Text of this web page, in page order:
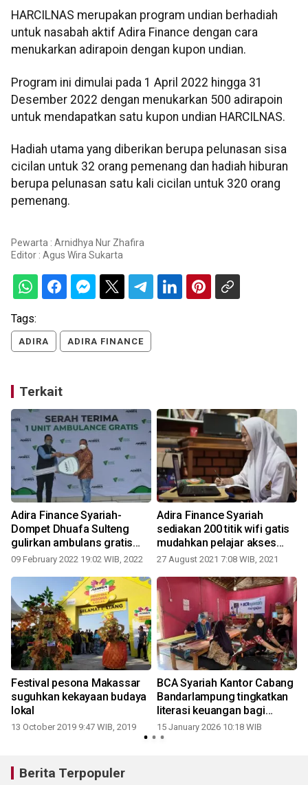
HARCILNAS merupakan program undian berhadiah
untuk nasabah aktif Adira Finance dengan cara
menukarkan adirapoin dengan kupon undian.
Program ini dimulai pada 1 April 2022 hingga 31
Desember 2022 dengan menukarkan 500 adirapoin
untuk mendapatkan satu kupon undian HARCILNAS.
Hadiah utama yang diberikan berupa pelunasan sisa
cicilan untuk 32 orang pemenang dan hadiah hiburan
berupa pelunasan satu kali cicilan untuk 320 orang
pemenang.
Pewarta : Arnidhya Nur Zhafira
Editor : Agus Wira Sukarta
Tags:
ADIRA ADIRA FINANCE
Terkait
Adira Finance Syariah-
Dompet Dhuafa Sulteng
gulirkan ambulans gratis
bagi warga Palu
09 February 2022 19:02 WIB, 2022
Adira Finance Syariah
sediakan 200 titik wifi gatis
mudahkan pelajar akses
belajar jarak jauh
27 August 2021 7:08 WIB, 2021
Festival pesona Makassar
suguhkan kekayaan budaya
lokal
13 October 2019 9:47 WIB, 2019
BCA Syariah Kantor Cabang
Bandarlampung tingkatkan
literasi keuangan bagi
penggiat UMKM
15 January 2026 10:18 WIB
Berita Terpopuler